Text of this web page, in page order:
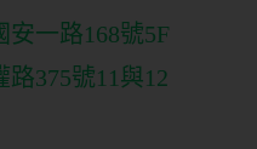
一路168號5F
375號11與12